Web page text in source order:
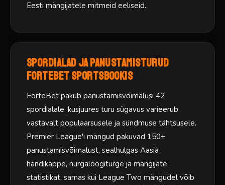
Eesti mängijatele mitmeid eeliseid.
Spordialad ja panustamisturud
ForteBet Sportsbookis
ForteBet pakub panustamisvõimalusi 42
spordialale, kusjuures turu sügavus varieerub
vastavalt populaarsusele ja sündmuse tähtsusele.
Premier League'i mängud pakuvad 150+
panustamisvõimalust, sealhulgas Aasia
händikäppe, nurgalöögiturge ja mängijate
statistikat, samas kui League Two mängudel võib